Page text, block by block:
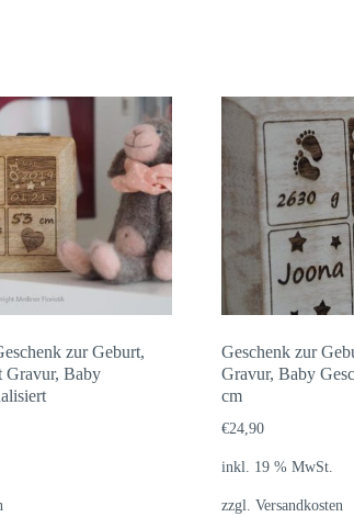
zur Geburt,
Gravur, Baby
Geschenk zur
Gravur, Baby
cm
€24,90
inkl. 19 % MwSt.
zzgl.Versandkosten